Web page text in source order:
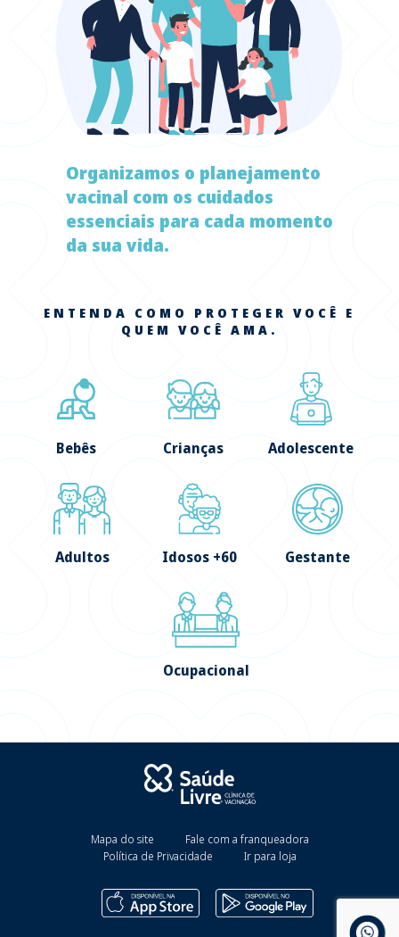
Organizamos o planejamento
vacinal com os cuidados
essenciais para cada momento
da sua vida.
ENTENDA COMO PROTEGER VOCÊ E
QUEM VOCÊ AMA.
Bebês Crianças Adolescente
Adultos Idosos +60 Gestante
Ocupacional
Mapa do site
Fale com a franqueadora
Política de Privacidade
Ir para loja